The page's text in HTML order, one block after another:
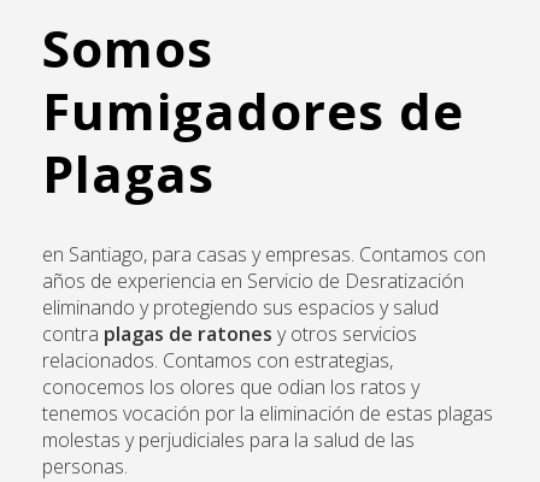
Somos
Fumigadores de
Plagas
en Santiago, para casas y empresas. Contamos con
años de experiencia en Servicio de Desratización
eliminando y protegiendo sus espacios y salud
contra plagas de ratones y otros servicios
relacionados. Contamos con estrategias,
conocemos los olores que odian los ratos y
tenemos vocación por la eliminación de estas plagas
molestas y perjudiciales para la salud de las
personas.